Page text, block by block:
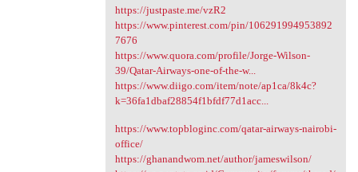
https://justpaste.me/vzR2
https://www.pinterest.com/pin/106291994953892
7676
https://www.quora.com/profile/Jorge-Wilson-
39/Qatar-Airways-one-of-the-w...
https://www.diigo.com/item/note/ap1ca/8k4c?
k=36fa1dbaf28854f1bfdf77d1acc...
https://www.topbloginc.com/qatar-airways-nairobi-
office/
https://ghanandwom.net/author/jameswilson/